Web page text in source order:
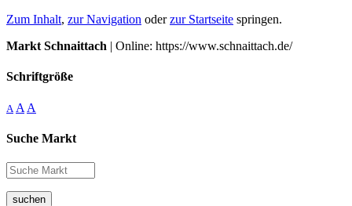
Zum Inhalt, zur Navigation oderzur Startseite springen.
Markt Schnaittach | Online: https://www.schnaittach.de/
Schriftgröße
A A A
Suche Markt
suchen